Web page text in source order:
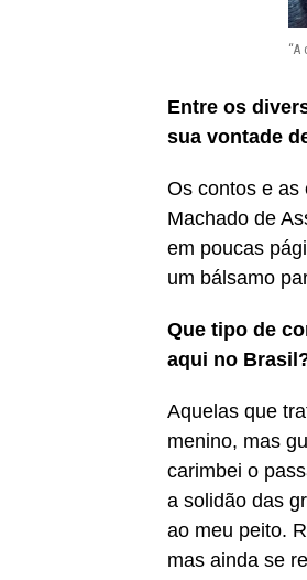
Entre os
sua vontade
Os contos e as
Machado de
em poucas
um bálsamo
Que tipo de
aqui no
Aquelas que
menino, mas
carimbei o
a solidão das
ao meu peito.
mas ainda se